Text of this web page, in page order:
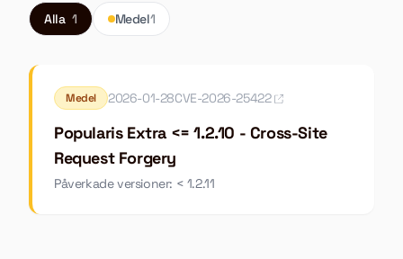
Alla 1 Medel1
Medel 2026-01-28CVE-2026-25422
Popularis Extra <= 1.2.10 - Cross-Site
Request Forgery
Påverkade versioner: < 1.2.11